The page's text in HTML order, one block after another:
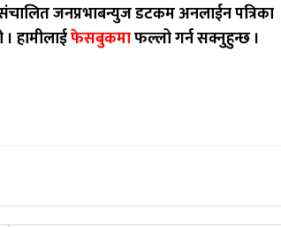
संचालित जनप्रभाबन्युज डटकम अनलाईन पत्रिका
।हामीलाईफेसबुकमाफल्लो गर्न सक्नुहुन्छ ।